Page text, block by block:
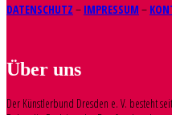
DATENSCHUTZ – IMPRESSUM –
Über uns
Der Künstlerbund Dresden e. V. besteht